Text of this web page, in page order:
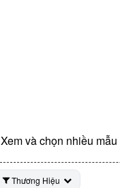
Xem và chọn nhiều mẫu
Thương Hiệu